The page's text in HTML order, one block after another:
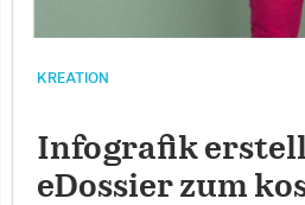
KREATION
Infografik
eDossier zum